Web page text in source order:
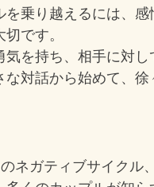
を乗り越えるには、
です。
気を持ち、相手に対
な対話から始めて、
ネガティブサイクル